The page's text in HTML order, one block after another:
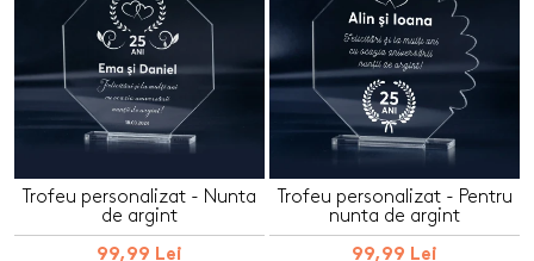
Trofeu personalizat - Nunta
de argint
99,99 Lei
Trofeu personalizat - Pentru
nunta de argint
99,99 Lei